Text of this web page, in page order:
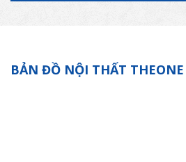
BẢN ĐỒ NỘI THẤT THEONE